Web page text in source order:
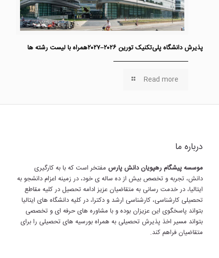
پذیرش دانشگاه پلی‌تکنیک تورین ۲۰۲۶–۲۰۲۷همراه با لیست رشته ها
Read more
درباره ما
موسسه پیشگام رهپویان دانش پارس مفتخر است که با به کارگیری
دانش، تجربه و تخصص بیش از ده ساله ی خود، در زمینه اعزام دانشجو به
ایتالیا، در خدمت رسانی به متقاضیان عزیز ادامه تحصیل در کلیه مقاطع
تحصیلی کارشناسی، کارشناسی ارشد و دکترا، در کلیه دانشگاه های ایتالیا
بتواند پاسخگوی این عزیزان بوده و با مشاوره های حرفه ای و تخصصی
بتواند مسیر اخذ پذیرش تحصیلی به همراه بورسیه های تحصیلی را برای
متقاضیان فراهم کند.